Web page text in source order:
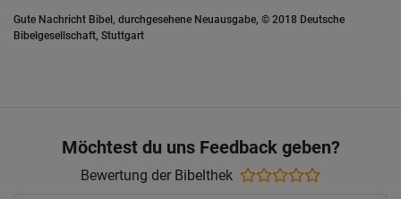
Gute Nachricht Bibel, durchgesehene Neuausgabe, © 2018 Deutsche
Bibelgesellschaft, Stuttgart
Möchtest du uns Feedback geben?
Bewertung der Bibelthek